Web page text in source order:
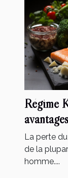
Régime
La perte
de la
homme....